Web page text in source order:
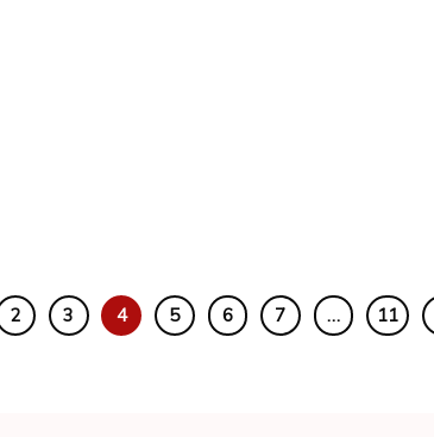
2 3 4 5 6 7 … 11